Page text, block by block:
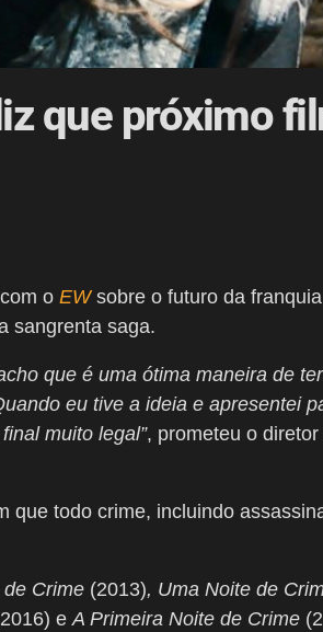
que próximo
o EWsobre o futuro da
sangrenta saga.
que é uma ótima maneira de
eu tive a ideia e apresentei
muito legal”, prometeu o diretor
que todo crime, incluindo
Crime (2013), Uma Noite de
eA Primeira Noite de Crime